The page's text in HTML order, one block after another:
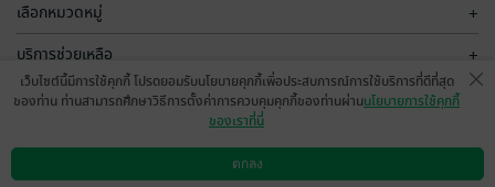
เลือกหมวดหมู่ +
บริการช่วยเหลือ +
เกี่ยวกับเรา
ดาวน์โหลดแอป วิธีการใช้งาน ติดต่อเรา
เว็บไซต์นี้มีการใช้คุกกี้ โปรดยอมรับนโยบายคุกกี้เพื่อประสบการณ์การใช้บริการที่ดีที่สุด
ของท่าน ท่านสามารถศึกษาวิธีการตั้งค่าการควบคุมคุกกี้ของท่านผ่านนโยบายการใช้คุกกี้
ของเราที่นี่
ตกลง